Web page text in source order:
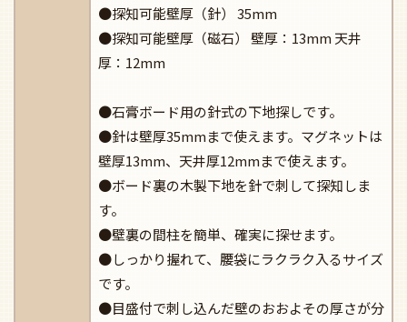
●探知可能壁厚（針） 35mm
●探知可能壁厚（磁石） 壁厚：13mm 天井
厚：12mm
●石膏ボード用の針式の下地探しです。
●針は壁厚35mmまで使えます。マグネットは
壁厚13mm、天井厚12mmまで使えます。
●ボード裏の木製下地を針で刺して探知しま
す。
●壁裏の間柱を簡単、確実に探せます。
●しっかり握れて、腰袋にラクラク入るサイズ
です。
●目盛付で刺し込んだ壁のおおよその厚さが分